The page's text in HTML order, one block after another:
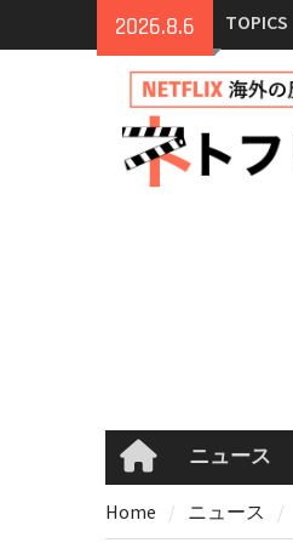
2026.8.6 TOPICS
Homeニュース
Home ニュース